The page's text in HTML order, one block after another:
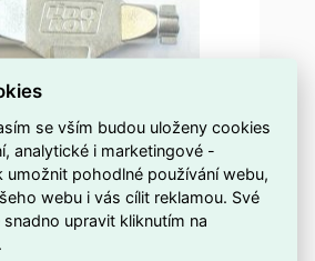
klíč 01.032
se vším budou uloženy cookies
analytické i marketingové -
umožnit pohodlné používání webu,
webu i vás cílit reklamou. Své
upravit kliknutím na